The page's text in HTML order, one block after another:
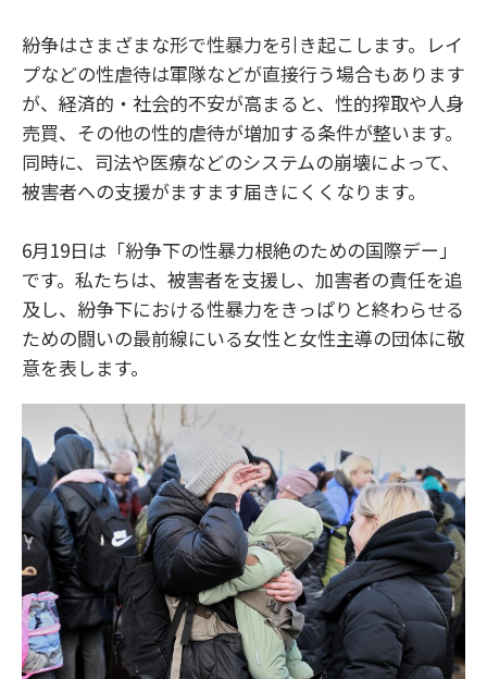
紛争はさまざまな形で性暴力を引き起こします。レイ
プなどの性虐待は軍隊などが直接行う場合もあります
が、経済的・社会的不安が高まると、性的搾取や人身
売買、その他の性的虐待が増加する条件が整います。
同時に、司法や医療などのシステムの崩壊によって、
被害者への支援がますます届きにくくなります。
6月19日は「紛争下の性暴力根絶のための国際デー」
です。私たちは、被害者を支援し、加害者の責任を追
及し、紛争下における性暴力をきっぱりと終わらせる
ための闘いの最前線にいる女性と女性主導の団体に敬
意を表します。